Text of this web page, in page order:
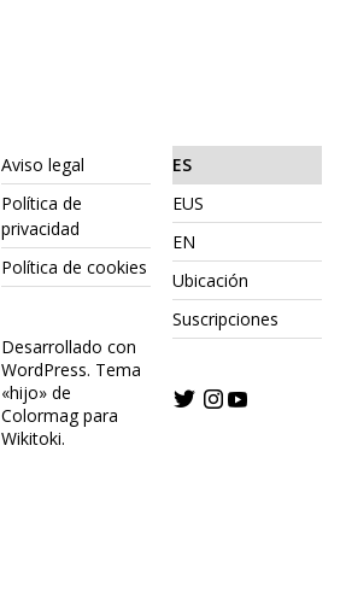
Aviso legal
Política de
privacidad
Política de cookies
Desarrollado con
WordPress. Tema
«hijo» de
Colormag para
Wikitoki.
ES
EUS
EN
Ubicación
Suscripciones